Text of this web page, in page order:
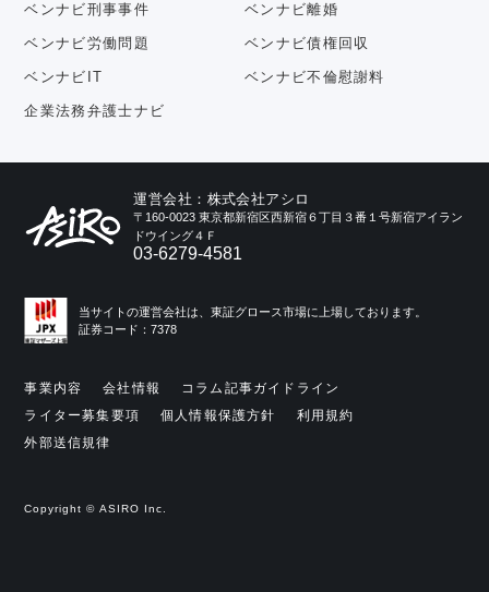
ベンナビ刑事事件 ベンナビ離婚
ベンナビ労働問題 ベンナビ債権回収
ベンナビIT ベンナビ不倫慰謝料
企業法務弁護士ナビ
運営会社：株式会社アシロ
〒160-0023 東京都新宿区西新宿６丁目３番１号新宿アイラン
ドウイング４Ｆ
03-6279-4581
当サイトの運営会社は、東証グロース市場に上場しております。
証券コード：7378
事業内容 会社情報
コラム記事ガイドライン
ライター募集要項
個人情報保護方針
利用規約
外部送信規律
Copyright © ASIRO Inc.